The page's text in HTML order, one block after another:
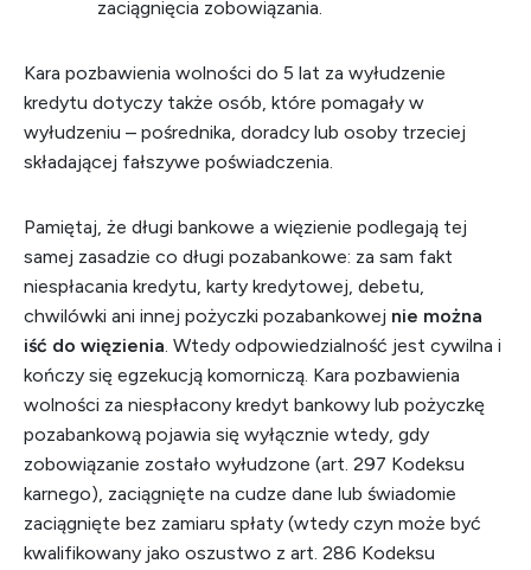
zaciągnięcia zobowiązania.
Kara pozbawienia wolności do 5 lat za wyłudzenie
kredytu dotyczy także osób, które pomagały w
wyłudzeniu – pośrednika, doradcy lub osoby trzeciej
składającej fałszywe poświadczenia.
Pamiętaj, że długi bankowe a więzienie podlegają tej
samej zasadzie co długi pozabankowe: za sam fakt
niespłacania kredytu, karty kredytowej, debetu,
chwilówki ani innej pożyczki pozabankowej nie można
iść do więzienia. Wtedy odpowiedzialność jest cywilna i
kończy się egzekucją komorniczą. Kara pozbawienia
wolności za niespłacony kredyt bankowy lub pożyczkę
pozabankową pojawia się wyłącznie wtedy, gdy
zobowiązanie zostało wyłudzone (art. 297 Kodeksu
karnego), zaciągnięte na cudze dane lub świadomie
zaciągnięte bez zamiaru spłaty (wtedy czyn może być
kwalifikowany jako oszustwo z art. 286 Kodeksu